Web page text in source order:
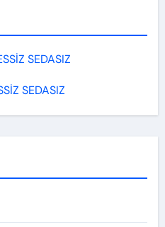
SEDASIZ
SEDASIZ